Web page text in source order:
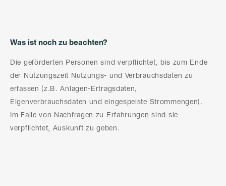
Was ist noch zu beachten?
Die geförderten Personen sind verpflichtet, bis zum Ende
der Nutzungszeit Nutzungs- und Verbrauchsdaten zu
erfassen (z.B. Anlagen-Ertragsdaten,
Eigenverbrauchsdaten und eingespeiste Strommengen).
Im Falle von Nachfragen zu Erfahrungen sind sie
verpflichtet, Auskunft zu geben.